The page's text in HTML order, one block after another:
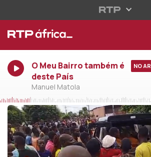
O Meu Bairro também é
deste País
Manuel Matola
NO AR